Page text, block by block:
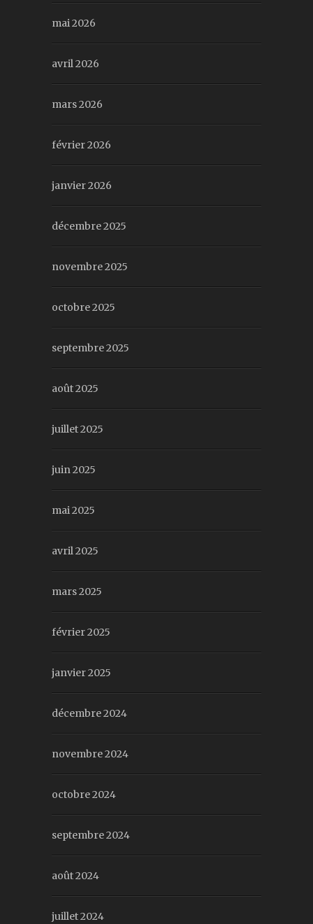
mai 2026
avril 2026
mars 2026
février 2026
janvier 2026
décembre 2025
novembre 2025
octobre 2025
septembre 2025
août 2025
juillet 2025
juin 2025
mai 2025
avril 2025
mars 2025
février 2025
janvier 2025
décembre 2024
novembre 2024
octobre 2024
septembre 2024
août 2024
juillet 2024